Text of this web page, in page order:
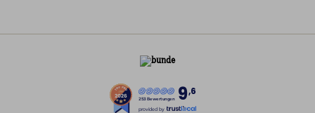
253 Bewertungen 9,6
provided by